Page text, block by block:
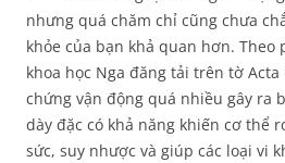
nhưng quá chăm chỉ cũng chưa
khỏe của bạn khả quan hơn. Theo
khoa học Nga đăng tải trên tờ
chứng vận động quá nhiều gây ra
dày đặc có khả năng khiến cơ thể
sức, suy nhược và giúp các loại vi